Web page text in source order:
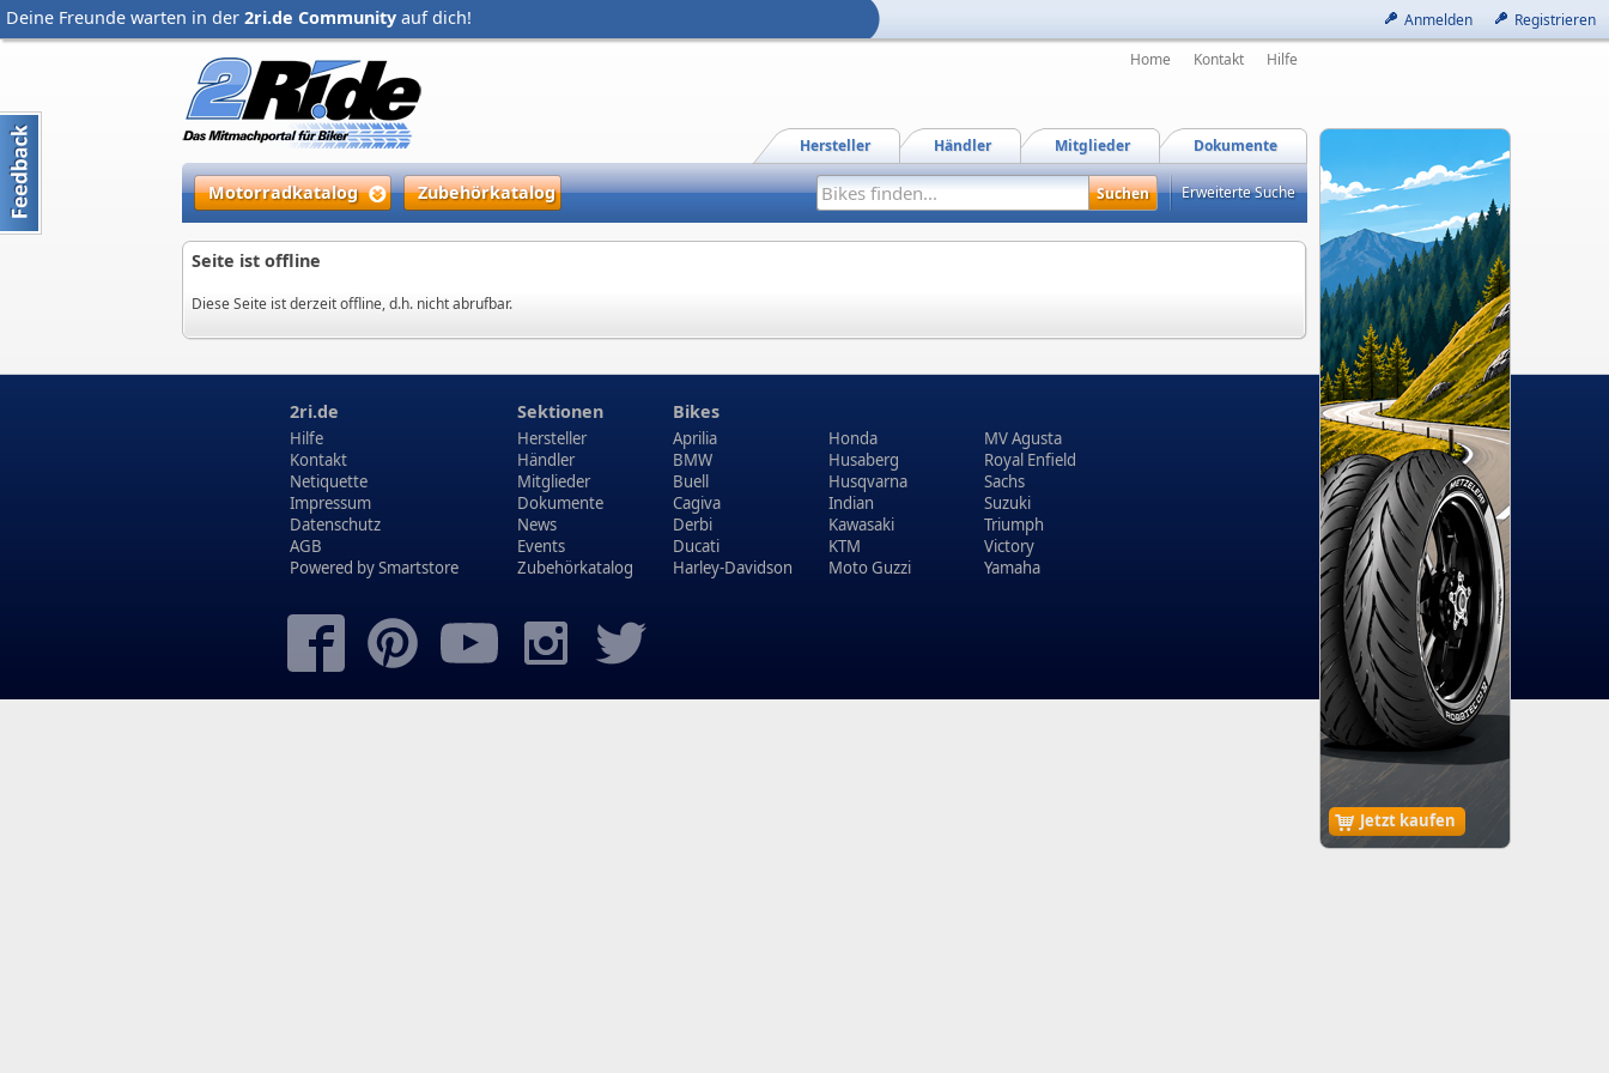
Anmelden Registrieren
Deine Freunde warten in der 2ri.de Community auf dich!
Jetzt kaufen
Home Kontakt Hilfe
Dokumente
Mitglieder
Händler
Hersteller
Motorradkatalog Zubehörkatalog Erweiterte Suche
Seite ist offline
Diese Seite ist derzeit offline, d.h. nicht abrufbar.
2ri.de
Hilfe
Kontakt
Netiquette
Impressum
Datenschutz
AGB
Powered bySmartstore
Sektionen
Hersteller
Händler
Mitglieder
Dokumente
News
Events
Zubehörkatalog
Bikes
Aprilia
BMW
Buell
Cagiva
Derbi
Ducati
Harley-Davidson
Honda
Husaberg
Husqvarna
Indian
Kawasaki
KTM
Moto Guzzi
MV Agusta
Royal Enfield
Sachs
Suzuki
Triumph
Victory
Yamaha